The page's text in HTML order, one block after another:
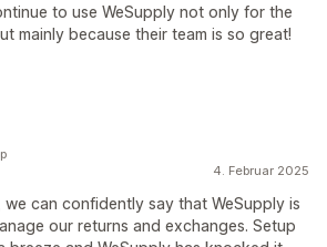
to use WeSupply not only for the
mainly because their team is so great!
4. Februar 2025
can confidently say that WeSupply is
our returns and exchanges. Setup